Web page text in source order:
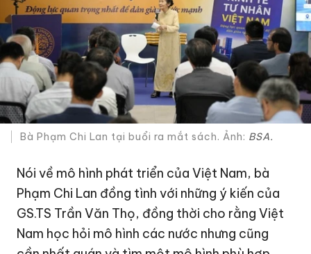
Bà Phạm Chi Lan tại buổi ra mắt sách. Ảnh: BSA.
Nói về mô hình phát triển của Việt Nam, bà
Phạm Chi Lan đồng tình với những ý kiến của
GS.TS Trần Văn Thọ, đồng thời cho rằng Việt
Nam học hỏi mô hình các nước nhưng cũng